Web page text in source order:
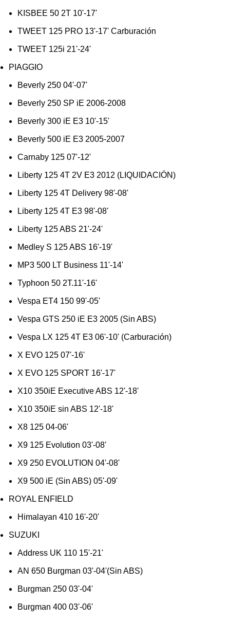
KISBEE 50 2T 10'-17'
TWEET 125 PRO 13'-17' Carburación
TWEET 125i 21'-24'
PIAGGIO
Beverly 250 04'-07'
Beverly 250 SP iE 2006-2008
Beverly 300 iE E3 10'-15'
Beverly 500 iE E3 2005-2007
Carnaby 125 07'-12'
Liberty 125 4T 2V E3 2012 (LIQUIDACIÓN)
Liberty 125 4T Delivery 98'-08'
Liberty 125 4T E3 98'-08'
Liberty 125 ABS 21'-24'
Medley S 125 ABS 16'-19'
MP3 500 LT Business 11'-14'
Typhoon 50 2T.11'-16'
Vespa ET4 150 99'-05'
Vespa GTS 250 iE E3 2005 (Sin ABS)
Vespa LX 125 4T E3 06'-10' (Carburación)
X EVO 125 07'-16'
X EVO 125 SPORT 16'-17'
X10 350iE Executive ABS 12'-18'
X10 350iE sin ABS 12'-18'
X8 125 04-06'
X9 125 Evolution 03'-08'
X9 250 EVOLUTION 04'-08'
X9 500 iE (Sin ABS) 05'-09'
ROYAL ENFIELD
Himalayan 410 16'-20'
SUZUKI
Address UK 110 15'-21'
AN 650 Burgman 03'-04'(Sin ABS)
Burgman 250 03'-04'
Burgman 400 03'-06'